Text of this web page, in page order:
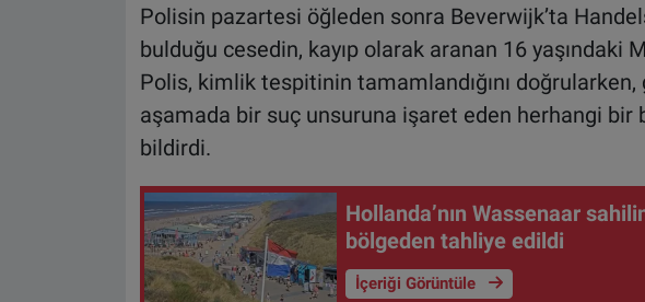
Polisin pazartesi öğleden sonra Beverwijk’ta
bulduğu cesedin, kayıp olarak aranan 16 yaşındaki
Polis, kimlik tespitinin tamamlandığını
aşamada bir suç unsuruna işaret eden herhangi bir
bildirdi.
Hollanda’nın Wassenaar
bölgeden tahliye edildi
İçeriği Görüntüle